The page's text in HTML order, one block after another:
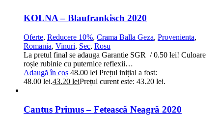
KOLNA – Blaufrankisch 2020
Oferte, Reducere 10%, Crama Balla Geza, Provenienta,
Romania, Vinuri, Sec, Rosu
La pretul final se adauga Garantie SGR / 0.50 lei! Culoare
roșie rubinie cu puternice reflexii…
Adaugă în coș 48.00lei Prețul inițial a fost:
48.00 lei.43.20 leiPrețul curent este: 43.20 lei.
Cantus Primus – Fetească Neagră 2020